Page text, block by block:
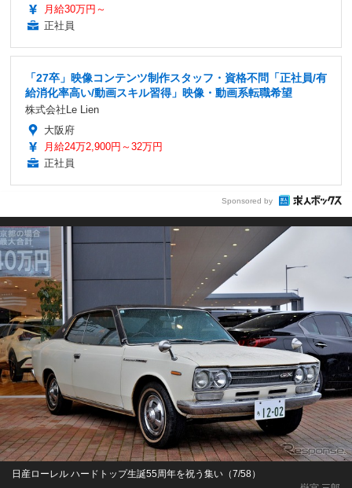
月給30万円～
正社員
「27卒」映像コンテンツ制作スタッフ・資格不問「正社員/有
給消化率高い/動画スキル習得」映像・動画系転職希望
株式会社Le Lien
大阪府
月給24万2,900円～32万円
正社員
Sponsored by
日産ローレル ハードトップ生誕55周年を祝う集い（7/58）